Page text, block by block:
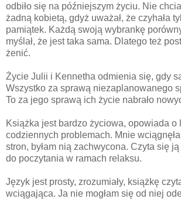
odbiło się na późniejszym życiu. Nie
żadną kobietą, gdyż uważał, że czyhała
pamiątek. Każdą swoją wybrankę
myślał, że jest taka sama. Dlatego też
żenić.
Życie Julii i Kennetha odmienia się, gdy
Wszystko za sprawą niezaplanowanego
To za jego sprawą ich życie nabrało
Książka jest bardzo życiowa, opowiada o
codziennych problemach. Mnie
stron, byłam nią zachwycona. Czyta się
do poczytania w ramach relaksu.
Język jest prosty, zrozumiały, książkę
wciągająca. Ja nie mogłam się od niej